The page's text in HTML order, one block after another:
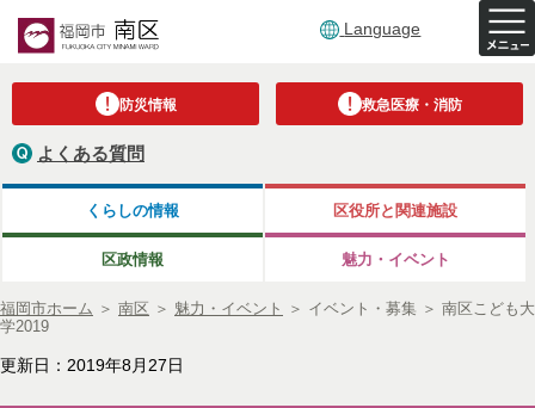
Language
防災情報 救急医療・消防
よくある質問
くらしの情報 区役所と関連施設
区政情報 魅力・イベント
福岡市ホーム ＞ 南区 ＞ 魅力・イベント ＞ イベント・募集 ＞ 南区こども大
学2019
更新日：2019年8月27日